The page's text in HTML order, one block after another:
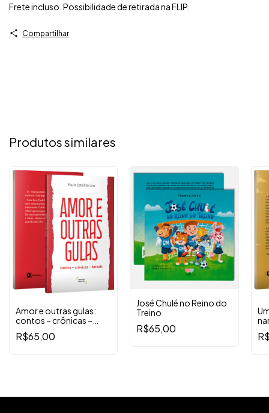
Frete incluso. Possibilidade de retirada na FLIP.
Compartilhar
Produtos similares
Amor e outras gulas:
contos – crônicas –
haicais
R$65,00
José Chulé no Reino do
Treino
R$65,00